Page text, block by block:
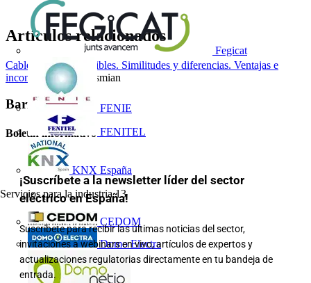
Fegicat
FENIE
FENITEL
KNX España
Servicios para la industria 13
CEDOM
Domo Electra
Artículos relacionados
Cables rígidos y flexibles. Similitudes y diferencias. Ventajas e
inconvenientes - Prysmian
Barra lateral
Boletín informativo
¡Suscríbete a la newsletter líder del sector
eléctrico en España!
Suscríbete para recibir las últimas noticias del sector,
invitaciones a webinars en vivo, artículos de expertos y
actualizaciones regulatorias directamente en tu bandeja de
entrada.